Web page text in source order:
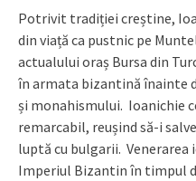
Potrivit tradiției creștine,
din viață ca pustnic pe
actualului oraș Bursa din
în armata bizantină înainte
și monahismului. Ioanichie
remarcabil, reușind să-i
luptă cu bulgarii.
Imperiul Bizantin în timpul